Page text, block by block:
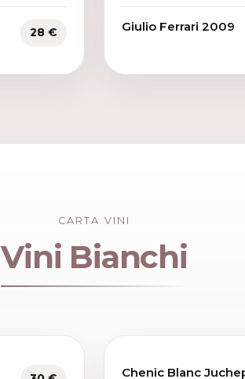
28 € Giulio Ferrari 2009
CARTA VINI
Vini Bianchi
Chenic Blanc